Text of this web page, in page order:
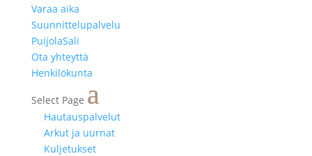
Varaa aika
Suunnittelupalvelu
PuijolaSali
Ota yhteyttä
Henkilökunta
Select Page
Hautauspalvelut
Arkut ja uurnat
Kuljetukset